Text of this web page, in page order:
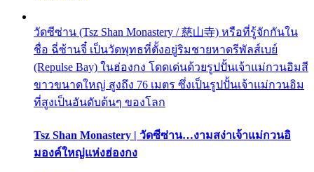
วัดซีซ่าน (Tsz Shan Monastery / 慈山寺) หรือที่รู้จักกันใน
ชื่อ ฉี่ซ้านจี๋ เป็นวัดพุทธที่ตั้งอยู่ริมชายหาดรีพัลส์เบย์
(Repulse Bay) ในฮ่องกง โดดเด่นด้วยรูปปั้นเจ้าแม่กวนอิมสี
ขาวขนาดใหญ่ สูงถึง 76 เมตร ซึ่งเป็นรูปปั้นเจ้าแม่กวนอิม
ที่สูงเป็นอันดับต้นๆ ของโลก
Tsz Shan Monastery | วัดซีซ่าน…งามสง่าเจ้าแม่กวนอิ
มองค์ใหญ่แห่งฮ่องกง